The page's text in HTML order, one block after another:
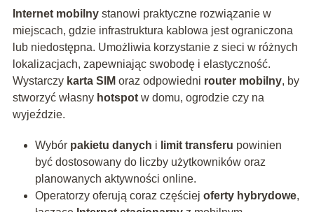
Internet mobilnystanowi praktyczne rozwiązanie w
miejscach, gdzie infrastruktura kablowa jest ograniczona
lub niedostępna. Umożliwia korzystanie z sieci w różnych
lokalizacjach, zapewniając swobodę i elastyczność.
Wystarczy karta SIM oraz odpowiedni router mobilny, by
stworzyć własny hotspotw domu, ogrodzie czy na
wyjeździe.
Wybór pakietu danych i limit transferu powinien
być dostosowany do liczby użytkowników oraz
planowanych aktywności online.
Operatorzy oferują coraz częściej oferty hybrydowe,